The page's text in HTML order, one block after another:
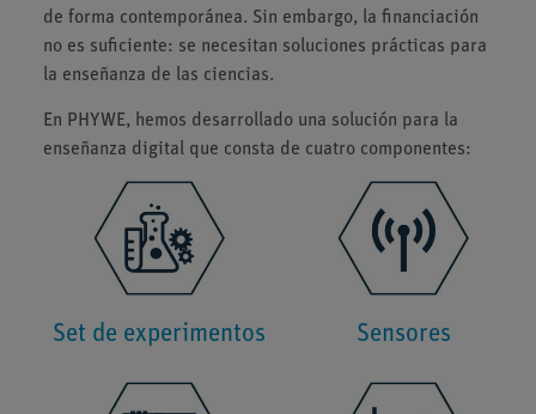
de forma contemporánea. Sin embargo, la financiación
no es suficiente: se necesitan soluciones prácticas para
la enseñanza de las ciencias.
En PHYWE, hemos desarrollado una solución para la
enseñanza digital que consta de cuatro componentes:
Set de experimentos Sensores